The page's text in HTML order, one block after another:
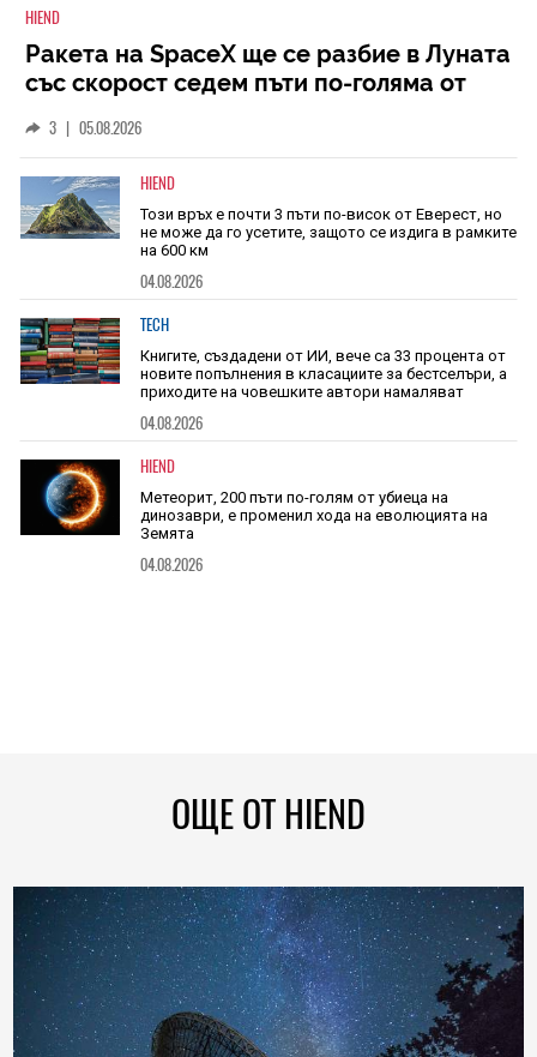
HIEND
Ракета на SpaceX ще се разбие в Луната
със скорост седем пъти по-голяма от
3 | 05.08.2026
HIEND
Този връх е почти 3 пъти по-висок от Еверест, но
не може да го усетите, защото се издига в рамките
на 600 км
04.08.2026
TECH
Книгите, създадени от ИИ, вече са 33 процента от
новите попълнения в класациите за бестселъри, а
приходите на човешките автори намаляват
04.08.2026
HIEND
Метеорит, 200 пъти по-голям от убиеца на
динозаври, е променил хода на еволюцията на
Земята
04.08.2026
ОЩЕ ОТ HIEND